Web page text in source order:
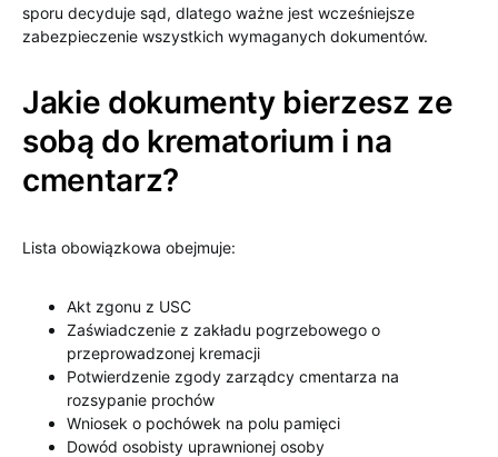
sporu decyduje sąd, dlatego ważne jest wcześniejsze
zabezpieczenie wszystkich wymaganych dokumentów.
Jakie dokumenty bierzesz ze
sobą do krematorium i na
cmentarz?
Lista obowiązkowa obejmuje:
Akt zgonu z USC
Zaświadczenie z zakładu pogrzebowego o
przeprowadzonej kremacji
Potwierdzenie zgody zarządcy cmentarza na
rozsypanie prochów
Wniosek o pochówek na polu pamięci
Dowód osobisty uprawnionej osoby